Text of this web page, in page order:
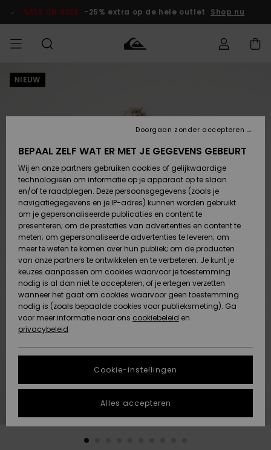
Productinformatie
SALE ON SALE -25% extra op de hele outlet Shop nu
HEREN
Accessoires
Schoenen &
Slippers
Surf /
Water
Snow
Nieuw
Highlights
JONGENS
Accessoires
Schoenen &
Slippers
Surf /
Water
Sneeuw
Nieuw
Highlights
DAMES
Highlights
Snow
SURF
Surf Shop
Highlights
Community
SNOW
Snow Shop
Dames
Snow Shop
Highlights
Gemeenschap
SALE ON
SALE
Kinderen
VROUW
OUTLET
Regio- En
Taalinstellingen
Nederlands
Retouren
Betaling
Giftcard
Quiksilver
Freedom
Gegevensbescherming
gesprek om het
snelste
vraag te
krijgen.
DUURZAAMHEID
STORE LOCATOR
NIEUW
BEPAAL ZELF WAT ER MET JE GEGEVENS GEBEURT
Wij en onze partners gebruiken cookies of gelijkwaardige
technologieën om informatie op je apparaat op te slaan
en/of te raadplegen. Deze persoonsgegevens (zoals je
navigatiegegevens en je IP-adres) kunnen worden gebruikt
om je gepersonaliseerde publicaties en content te
presenteren; om de prestaties van advertenties en content te
meten; om gepersonaliseerde advertenties te leveren; om
meer te weten te komen over hun publiek; om de producten
van onze partners te ontwikkelen en te verbeteren. Je kunt je
keuzes aanpassen om cookies waarvoor je toestemming
nodig is al dan niet te accepteren, of je ertegen verzetten
wanneer het gaat om cookies waarvoor geen toestemming
nodig is (zoals bepaalde cookies voor publieksmeting). Ga
voor meer informatie naar ons cookiebeleid en
privacybeleid
Cookie-instellingen
Doorgaan zonder accepteren
Alles accepteren